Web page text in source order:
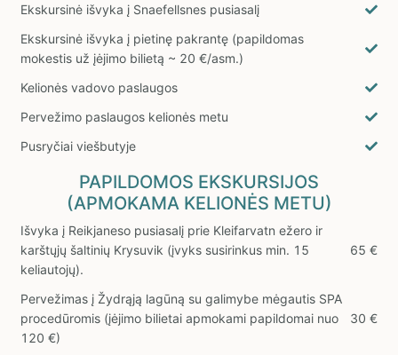
Ekskursinė išvyka į Snaefellsnes pusiasalį
Ekskursinė išvyka į pietinę pakrantę (papildomas
mokestis už įėjimo bilietą ~ 20 €/asm.)
Kelionės vadovo paslaugos
Pervežimo paslaugos kelionės metu
Pusryčiai viešbutyje
PAPILDOMOS EKSKURSIJOS
(APMOKAMA KELIONĖS METU)
Išvyka į Reikjaneso pusiasalį prie Kleifarvatn ežero ir
karštųjų šaltinių Krysuvik (įvyks susirinkus min. 15
keliautojų).
65 €
Pervežimas į Žydrąją lagūną su galimybe mėgautis SPA
procedūromis (įėjimo bilietai apmokami papildomai nuo
120 €)
30 €